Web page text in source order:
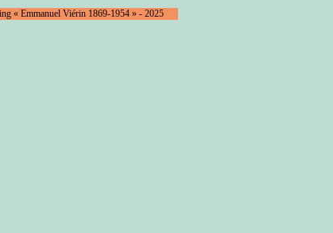
« Emmanuel Viérin 1869-1954 » - 2025